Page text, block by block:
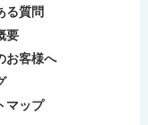
る質問
要
お客様へ
マップ